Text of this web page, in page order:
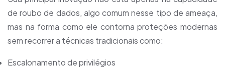
de roubo de dados, algo comum nesse tipo de ameaça,
mas na forma como ele contorna proteções modernas
sem recorrer a técnicas tradicionais como:
Escalonamento de privilégios